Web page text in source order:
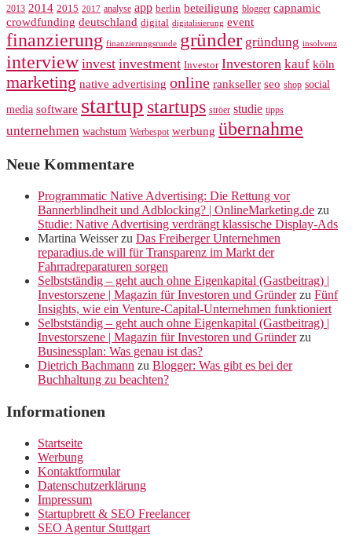
2013 2014 2015 2017 analyse app berlin beteiligung blogger capnamic
crowdfunding deutschland digital digitalisierung event
finanzierung finanzierungsrunde gründer gründung insolvenz
interview invest investment Investor Investoren kauf köln
marketing native advertising online rankseller seo shop social
media software startup startups ströer studie tipps
unternehmen wachstum Werbespot werbung übernahme
Neue Kommentare
Programmatic Native Advertising: Die Rettung vor
Bannerblindheit und Adblocking? | OnlineMarketing.de zu
Studie: Native Advertising verdrängt klassische Display-Ads
Martina Weisserzu Das Freiberger Unternehmen
reparadius.de will für Transparenz im Markt der
Fahrradreparaturen sorgen
Selbstständig – geht auch ohne Eigenkapital (Gastbeitrag) |
Investorszene | Magazin für Investoren und Gründerzu Fünf
Insights, wie ein Venture-Capital-Unternehmen funktioniert
Selbstständig – geht auch ohne Eigenkapital (Gastbeitrag) |
Investorszene | Magazin für Investoren und Gründerzu
Businessplan: Was genau ist das?
Dietrich Bachmann zu Blogger: Was gibt es bei der
Buchhaltung zu beachten?
Informationen
Startseite
Werbung
Kontaktformular
Datenschutzerklärung
Impressum
Startupbrett & SEO Freelancer
SEO Agentur Stuttgart